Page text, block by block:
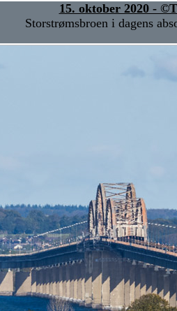
15. oktober 2020 -
Storstrømsbroen i dagens